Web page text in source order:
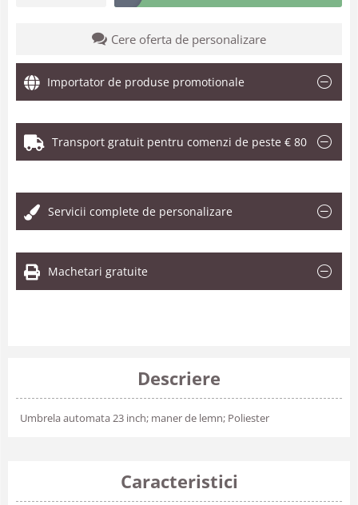
Cere oferta de personalizare
Importator de produse promotionale
Transport gratuit pentru comenzi de peste € 80
Servicii complete de personalizare
Machetari gratuite
Descriere
Umbrela automata 23 inch; maner de lemn; Poliester
Caracteristici